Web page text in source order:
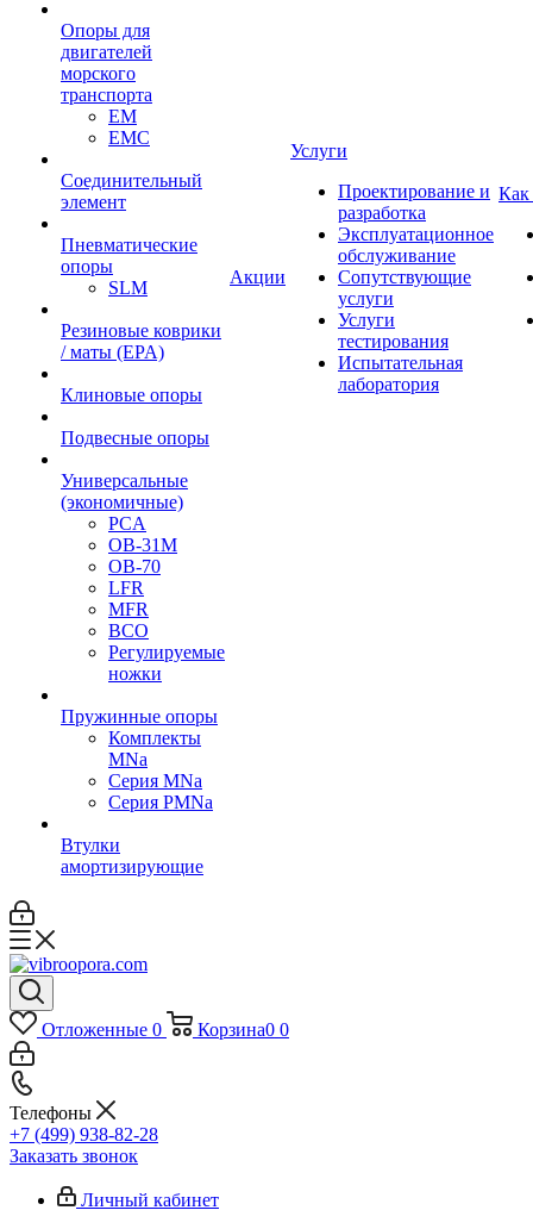
Опоры для
двигателей
морского
транспорта
EM
EMC
Cоединительный
элемент
Пневматические
опоры
SLM
Резиновые коврики
/ маты (EPA)
Клиновые опоры
Подвесные опоры
Универсальные
(экономичные)
PCA
ОВ-31М
OB-70
LFR
MFR
ВСО
Регулируемые
ножки
Пружинные опоры
Комплекты
MNa
Серия MNa
Серия PMNa
Втулки
амортизирующие
Акции
Услуги
Проектирование и
разработка
Эксплуатационное
обслуживание
Сопутствующие
услуги
Услуги
тестирования
Испытательная
лаборатория
Как
Отложенные 0 Корзина0 0
Телефоны
+7 (499) 938-82-28
Заказать звонок
Личный кабинет